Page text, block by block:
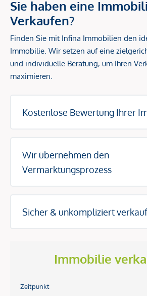
Sie haben eine
Verkaufen?
Finden Sie mit Infina Immobilien den
Immobilie. Wir setzen auf eine
und individuelle Beratung, um Ihren
maximieren.
Kostenlose Bewertung Ihrer
Wir übernehmen den
Vermarktungsprozess
Sicher & unkompliziert
Immobilie
Zeitpunkt